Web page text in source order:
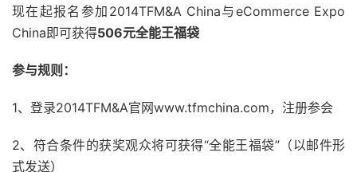
现在起报名参加2014TFM&A China与eCommerce Expo
China即可获得506元全能王福袋
参与规则：
1、登录2014TFM&A官网www.tfmchina.com，注册参会
2、符合条件的获奖观众将可获得“全能王福袋”（以邮件形
式发送）